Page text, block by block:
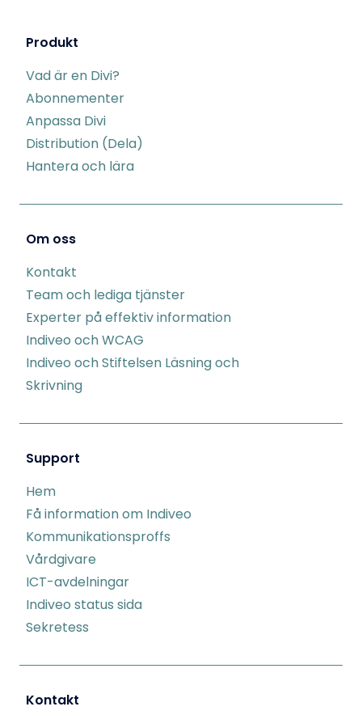
Produkt
Vad är en Divi?
Abonnementer
Anpassa Divi
Distribution (Dela)
Hantera och lära
Om oss
Kontakt
Team och lediga tjänster
Experter på effektiv information
Indiveo och WCAG
Indiveo och Stiftelsen Läsning och
Skrivning
Support
Hem
Få information om Indiveo
Kommunikationsproffs
Vårdgivare
ICT-avdelningar
Indiveo status sida
Sekretess
Kontakt